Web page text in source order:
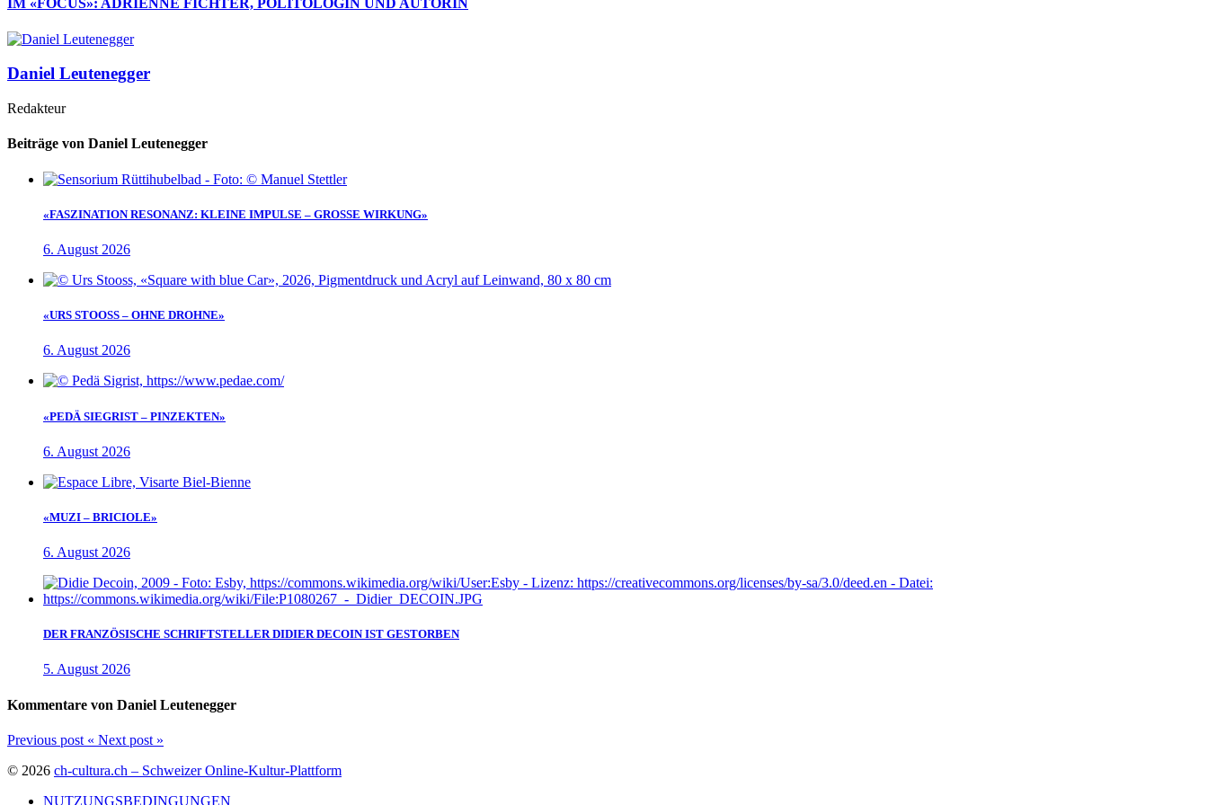
IM «FOCUS»: ADRIENNE FICHTER, POLITOLOGIN UND AUTORIN
Daniel Leutenegger
Redakteur
Beiträge von Daniel Leutenegger
«FASZINATION RESONANZ: KLEINE IMPULSE – GROSSE WIRKUNG»
6. August 2026
«URS STOOSS – OHNE DROHNE»
6. August 2026
«PEDÄ SIEGRIST – PINZEKTEN»
6. August 2026
«MUZI – BRICIOLE»
6. August 2026
DER FRANZÖSISCHE SCHRIFTSTELLER DIDIER DECOIN IST GESTORBEN
5. August 2026
Kommentare von Daniel Leutenegger
Previous post « Next post »
© 2026 ch-cultura.ch – Schweizer Online-Kultur-Plattform
NUTZUNGSBEDINGUNGEN